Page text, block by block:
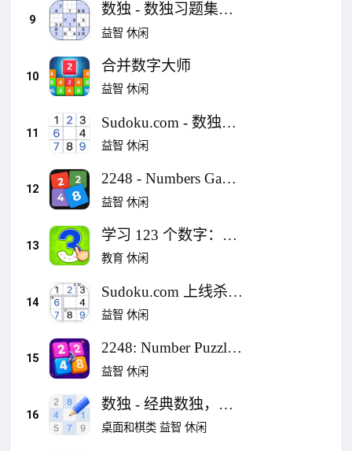
9
数独 - 数独习题集，
益智游戏，数独闯关
益智 休闲
10
合并数字大师
益智 休闲
11
Sudoku.com - 数独经
典拼图游戏
益智 休闲
12
2248 - Numbers Game
2048
益智 休闲
13
学习 123 个数字：儿
童游戏 2-5 岁
教育 休闲
14
Sudoku.com 上线杀手
数独 - 字逻辑谜题
益智 休闲
15
2248: Number Puzzle
2048
益智 休闲
16
数独 - 经典数独，益
智游戏，数字逻辑游
桌面和棋类 益智 休闲